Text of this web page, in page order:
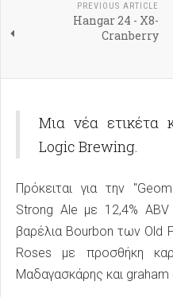
PREVIOUS ARTICLE
Hangar 24 - X8-
Cranberry
Μια νέα ετικέτα
Logic Brewing.
Πρόκειται για την
Strong Ale με 12,4%
βαρέλια Bourbon των Old
Roses με προσθήκη
Μαδαγασκάρης και